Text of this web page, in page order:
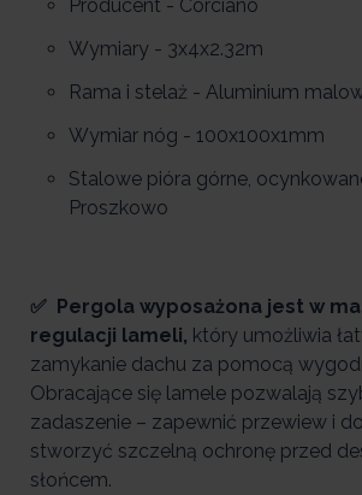
Producent - Corciano
Wymiary - 3x4x2.32m
Rama i stelaż - Aluminium
Wymiar nóg - 100x100x1mm
Stalowe pióra górne,
Proszkowo
✅ Pergola wyposażona jest w
regulacji lameli, który umożliwia
zamykanie dachu za pomocą
Obracające się lamele pozwalają
zadaszenie – zapewnić przewiew i
stworzyć szczelną ochronę przed
słońcem.